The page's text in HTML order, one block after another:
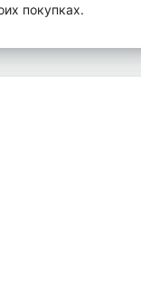
покупках.